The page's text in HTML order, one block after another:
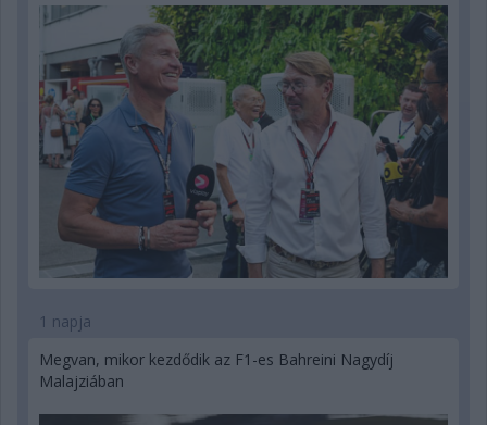
1 napja
Megvan, mikor kezdődik az F1-es Bahreini Nagydíj
Malajziában